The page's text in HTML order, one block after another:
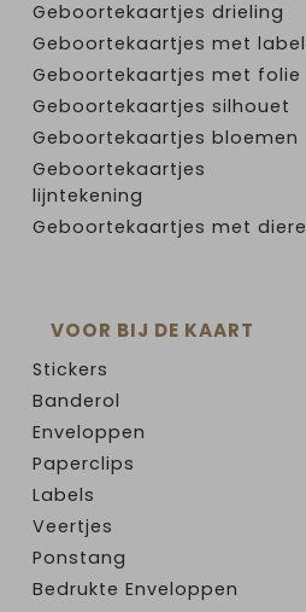
Geboortekaartjes drieling
Geboortekaartjes met label
Geboortekaartjes met folie
Geboortekaartjes silhouet
Geboortekaartjes bloemen
Geboortekaartjes
lijntekening
Geboortekaartjes met
VOOR BIJ DE KAART
Stickers
Banderol
Enveloppen
Paperclips
Labels
Veertjes
Ponstang
Bedrukte Enveloppen